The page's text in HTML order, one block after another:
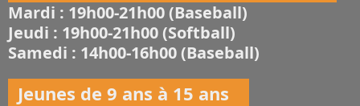
Mardi : 19h00-21h00 (Baseball)
Jeudi : 19h00-21h00 (Softball)
Samedi : 14h00-16h00 (Baseball)
Jeunes de 9 ans à 15 ans